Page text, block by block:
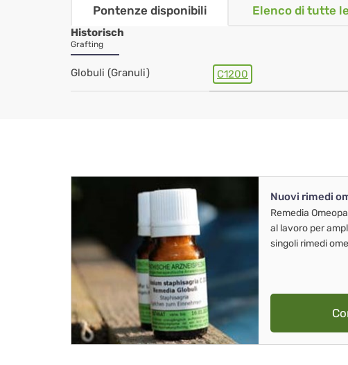
Pontenze disponibili Elenco di tutte
Historisch
Grafting
Globuli (Granuli) C1200
Nuovi rimedi
Remedia
al lavoro per
singoli rimedi